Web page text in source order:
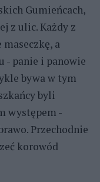
Gumieńcach,
z ulic. Każdy z
a
- panie i panowie
bywa w tym
byli
występem -
Przechodnie
korowód